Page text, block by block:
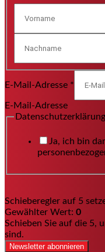
E-Mail-Adresse *
E-Mail-Adresse
Datenschutzerklärung
Ja, ich bin
Schieberegler auf 5
Gewählter Wert: 0
Schieben Sie auf die 5,
sind.
Newsletter abonnieren